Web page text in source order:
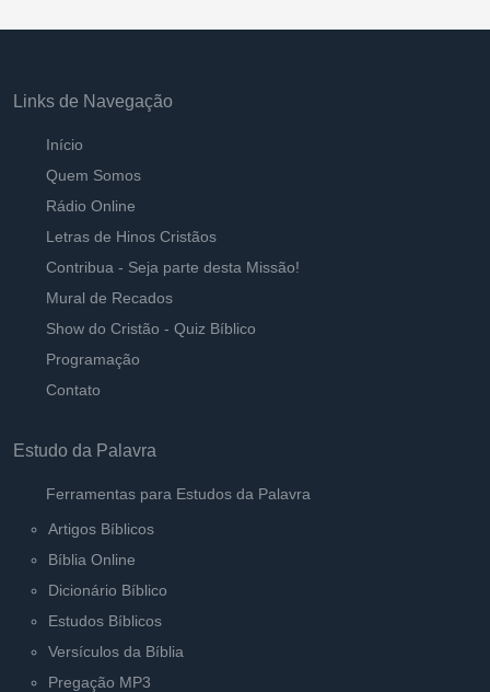
Links de Navegação
Início
Quem Somos
Rádio Online
Letras de Hinos Cristãos
Contribua - Seja parte desta Missão!
Mural de Recados
Show do Cristão - Quiz Bíblico
Programação
Contato
Estudo da Palavra
Ferramentas para Estudos da Palavra
Artigos Bíblicos
Bíblia Online
Dicionário Bíblico
Estudos Bíblicos
Versículos da Bíblia
Pregação MP3